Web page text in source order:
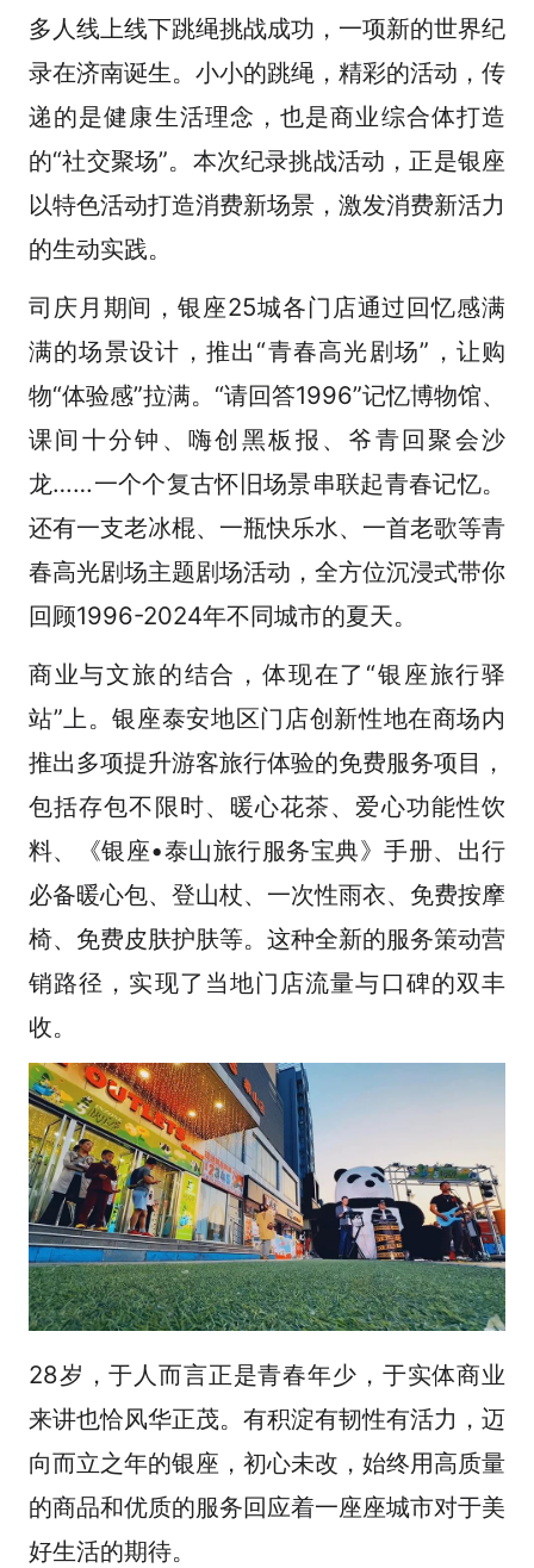
多人线上线下跳绳挑战成功，一项新的世界纪
录在济南诞生。小小的跳绳，精彩的活动，传
递的是健康生活理念，也是商业综合体打造
的“社交聚场”。本次纪录挑战活动，正是银座
以特色活动打造消费新场景，激发消费新活力
的生动实践。
司庆月期间，银座25城各门店通过回忆感满
满的场景设计，推出“青春高光剧场”，让购
物“体验感”拉满。“请回答1996”记忆博物馆、
课间十分钟、嗨创黑板报、爷青回聚会沙
龙……一个个复古怀旧场景串联起青春记忆。
还有一支老冰棍、一瓶快乐水、一首老歌等青
春高光剧场主题剧场活动，全方位沉浸式带你
回顾1996-2024年不同城市的夏天。
商业与文旅的结合，体现在了“银座旅行驿
站”上。银座泰安地区门店创新性地在商场内
推出多项提升游客旅行体验的免费服务项目，
包括存包不限时、暖心花茶、爱心功能性饮
料、《银座•泰山旅行服务宝典》手册、出行
必备暖心包、登山杖、一次性雨衣、免费按摩
椅、免费皮肤护肤等。这种全新的服务策动营
销路径，实现了当地门店流量与口碑的双丰
收。
28岁，于人而言正是青春年少，于实体商业
来讲也恰风华正茂。有积淀有韧性有活力，迈
向而立之年的银座，初心未改，始终用高质量
的商品和优质的服务回应着一座座城市对于美
好生活的期待。